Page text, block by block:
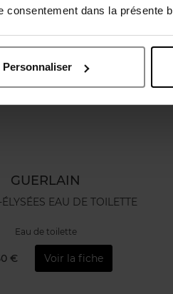
dans la présente
Personnaliser
GUERLAIN
EAU DE TOILETTE
Eau de toilette
€ Voir la fiche